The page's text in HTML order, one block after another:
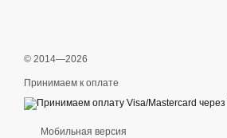
© 2014—2026
Принимаем к оплате
Мобильная версия